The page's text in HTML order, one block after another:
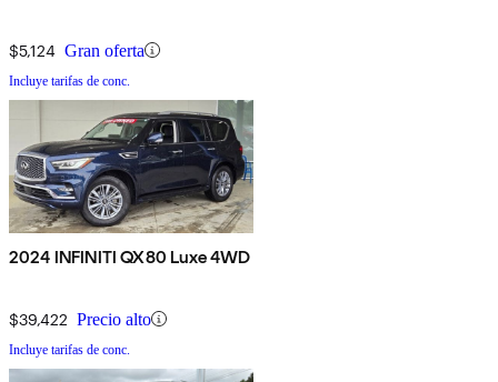
$5,124 Gran oferta
Incluye tarifas de conc.
2024 INFINITI QX80 Luxe 4WD
$39,422 Precio alto
Incluye tarifas de conc.